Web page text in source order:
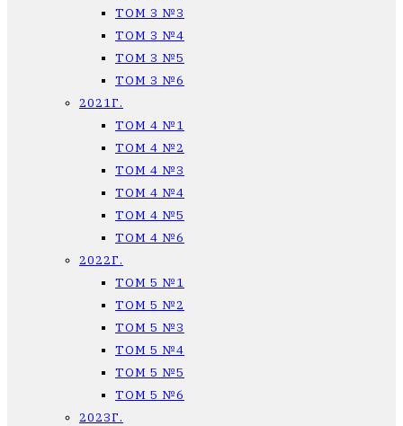
ТОМ 3 №3
ТОМ 3 №4
ТОМ 3 №5
ТОМ 3 №6
2021Г.
ТОМ 4 №1
ТОМ 4 №2
ТОМ 4 №3
ТОМ 4 №4
ТОМ 4 №5
ТОМ 4 №6
2022Г.
ТОМ 5 №1
ТОМ 5 №2
ТОМ 5 №3
ТОМ 5 №4
ТОМ 5 №5
ТОМ 5 №6
2023Г.